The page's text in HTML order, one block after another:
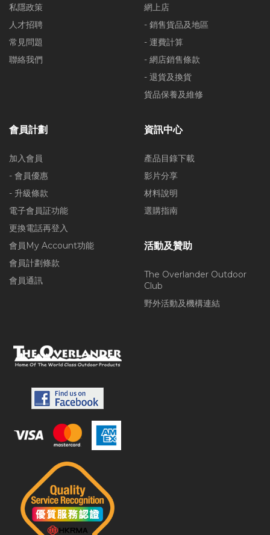
私隱政策
人才招聘
常見問題
聯絡我們
網上店
- 銷售貨品及地區
- 運費計算
- 網店銷售條款
- 退貨及換貨
貨品保養及維修
會員計劃
加入會員
- 會員優惠
- 升級條款
電子會員証功能
更換電話再登入
會員My Account功能
會員計劃條款
會員通訊
資訊中心
產品目錄下載
影片分享
材料說明
選購指南
活動及贊助
The Overlander Outdoor
Club
野外活動及機構連結